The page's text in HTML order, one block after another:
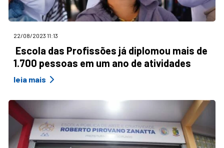
22/08/2023 11:13
Escola das Profissões já diplomou mais de
1.700 pessoas em um ano de atividades
leia mais